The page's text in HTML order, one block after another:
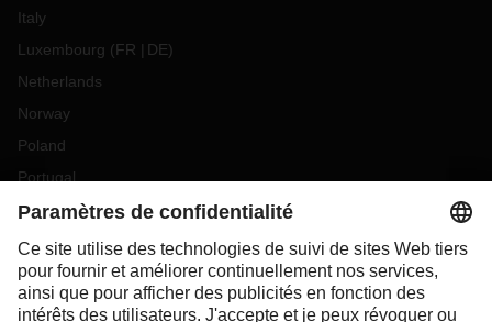
Italy
Luxembourg (FR DE)
Netherlands
Norway
Poland
Portugal
Romania
Slovakia
Spain
Sweden